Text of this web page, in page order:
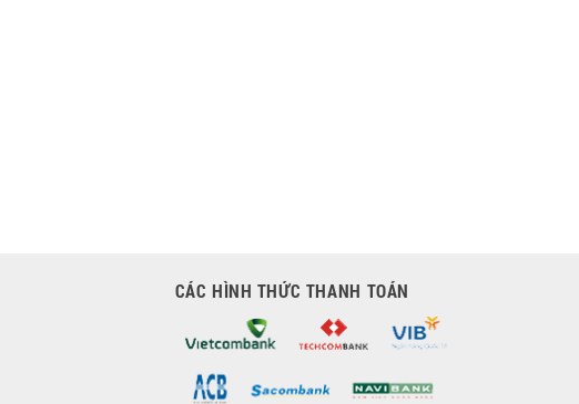
CÁC HÌNH THỨC THANH TOÁN